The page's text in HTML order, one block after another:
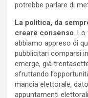
potrebbe parlare di
La politica, da
creare consenso. Lo
abbiamo appreso di
pubblicitari comparsi
emerge, già
sfruttando
mancia elettorale,
appuntamenti